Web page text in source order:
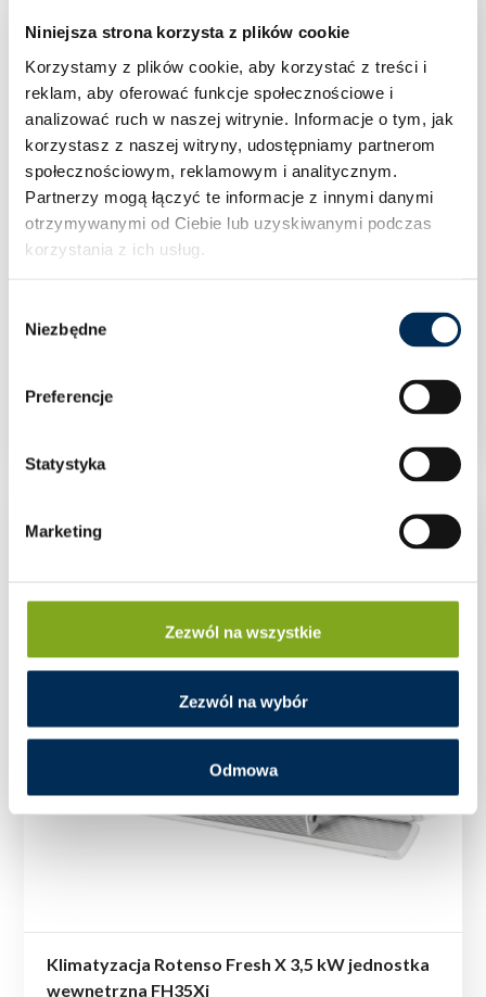
Niniejsza strona korzysta z plików cookie
Korzystamy z plików cookie, aby korzystać z treści i
reklam, aby oferować funkcje społecznościowe i
analizować ruch w naszej witrynie. Informacje o tym, jak
korzystasz z naszej witryny, udostępniamy partnerom
społecznościowym, reklamowym i analitycznym.
Partnerzy mogą łączyć te informacje z innymi danymi
otrzymywanymi od Ciebie lub uzyskiwanymi podczas
korzystania z ich usług.
zgody
Niezbędne
Preferencje
Statystyka
Marketing
Zezwól na wszystkie
Zezwól na wybór
Odmowa
Klimatyzacja Rotenso Fresh X 3,5 kW jednostka
wewnętrzna FH35Xi